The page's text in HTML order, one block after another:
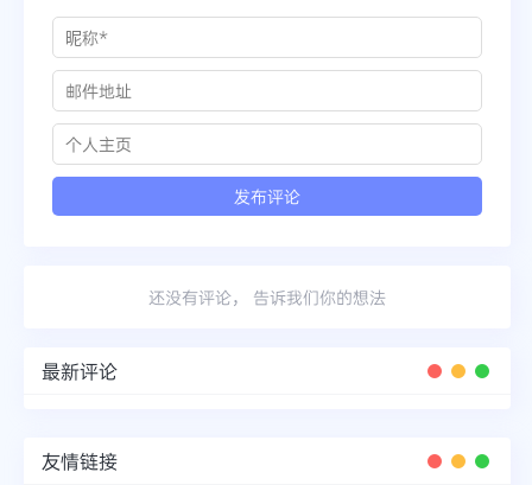
还没有评论， 告诉我们你的想法
最新评论
友情链接